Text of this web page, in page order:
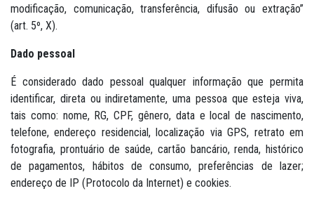
modificação, comunicação, transferência, difusão ou extração”
(art. 5º, X).
Dado pessoal
É considerado dado pessoal qualquer informação que permita
identificar, direta ou indiretamente, uma pessoa que esteja viva,
tais como: nome, RG, CPF, gênero, data e local de nascimento,
telefone, endereço residencial, localização via GPS, retrato em
fotografia, prontuário de saúde, cartão bancário, renda, histórico
de pagamentos, hábitos de consumo, preferências de lazer;
endereço de IP (Protocolo da Internet) e cookies.